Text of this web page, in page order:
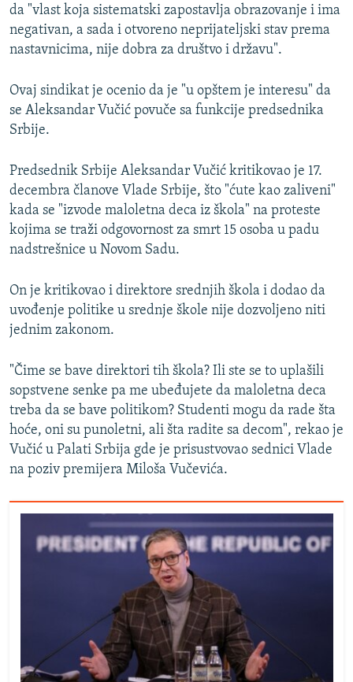
da "vlast koja sistematski zapostavlja obrazovanje i ima
negativan, a sada i otvoreno neprijateljski stav prema
nastavnicima, nije dobra za društvo i državu".
Ovaj sindikat je ocenio da je "u opštem je interesu" da
se Aleksandar Vučić povuče sa funkcije predsednika
Srbije.
Predsednik Srbije Aleksandar Vučić kritikovao je 17.
decembra članove Vlade Srbije, što "ćute kao zaliveni"
kada se "izvode maloletna deca iz škola" na proteste
kojima se traži odgovornost za smrt 15 osoba u padu
nadstrešnice u Novom Sadu.
On je kritikovao i direktore srednjih škola i dodao da
uvođenje politike u srednje škole nije dozvoljeno niti
jednim zakonom.
"Čime se bave direktori tih škola? Ili ste se to uplašili
sopstvene senke pa me ubeđujete da maloletna deca
treba da se bave politikom? Studenti mogu da rade šta
hoće, oni su punoletni, ali šta radite sa decom", rekao je
Vučić u Palati Srbija gde je prisustvovao sednici Vlade
na poziv premijera Miloša Vučevića.